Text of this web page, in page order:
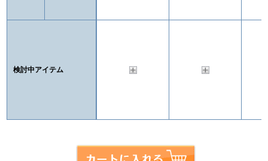
検討中アイテム